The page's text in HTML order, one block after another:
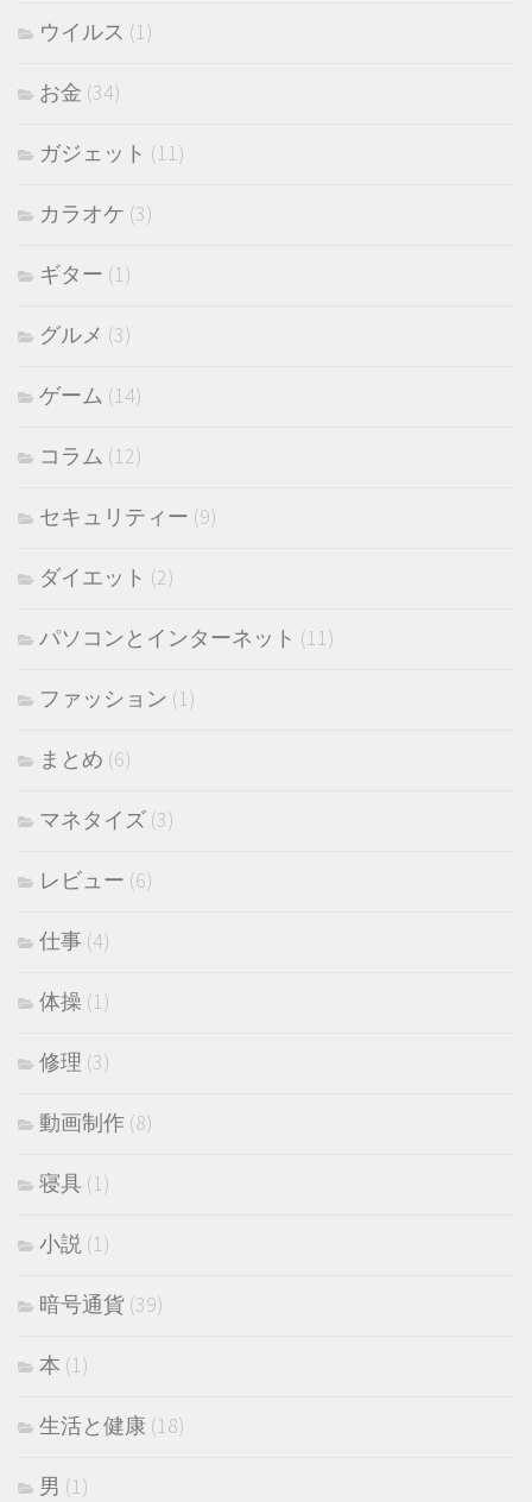
ウイルス (1)
お金 (34)
ガジェット (11)
カラオケ (3)
ギター (1)
グルメ (3)
ゲーム (14)
コラム (12)
セキュリティー (9)
ダイエット (2)
パソコンとインターネット (11)
ファッション (1)
まとめ (6)
マネタイズ (3)
レビュー (6)
仕事 (4)
体操 (1)
修理 (3)
動画制作 (8)
寝具 (1)
小説 (1)
暗号通貨 (39)
本 (1)
生活と健康 (18)
男 (1)